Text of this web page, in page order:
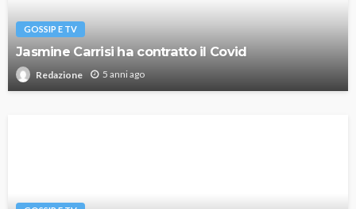
GOSSIP E TV
Jasmine Carrisi ha contratto il Covid
Redazione 5 anni ago